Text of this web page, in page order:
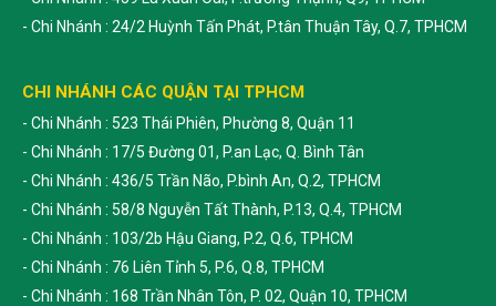
- Chi Nhánh : 24/2 Huỳnh Tấn Phát, P.tân Thuận Tây, Q.7, TPHCM
CHI NHÁNH CÁC QUẬN TẠI TPHCM
- Chi Nhánh : 523 Thái Phiên, Phường 8, Quận 11
- Chi Nhánh : 17/5 Đường 01, P.an Lạc, Q. Bình Tân
- Chi Nhánh : 436/5 Trần Não, P.bình An, Q.2, TPHCM
- Chi Nhánh : 58/8 Nguyễn Tất Thành, P.13, Q.4, TPHCM
- Chi Nhánh : 103/2b Hậu Giang, P.2, Q.6, TPHCM
- Chi Nhánh : 76 Liên Tỉnh 5, P.6, Q.8, TPHCM
- Chi Nhánh : 168 Trần Nhân Tôn, P. 02, Quận 10, TPHCM